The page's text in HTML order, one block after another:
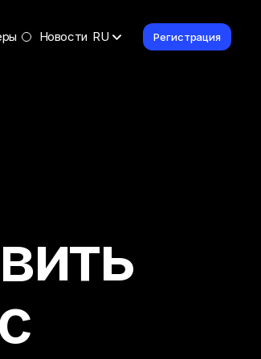
Новости RU Регистрация